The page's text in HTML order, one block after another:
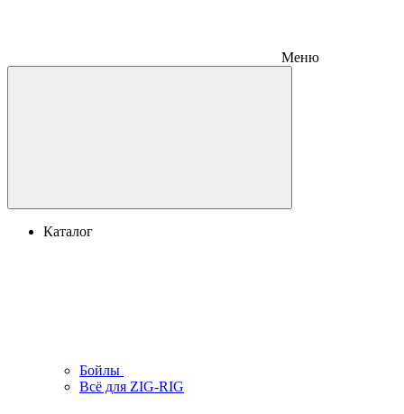
Меню
Каталог
Бойлы
Всё для ZIG-RIG